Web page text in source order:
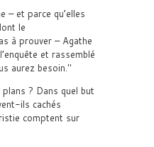
– et parce qu’elles
le
à prouver – Agathe
et rassemblé
aurez besoin.
? Dans quel but
ils cachés
comptent sur